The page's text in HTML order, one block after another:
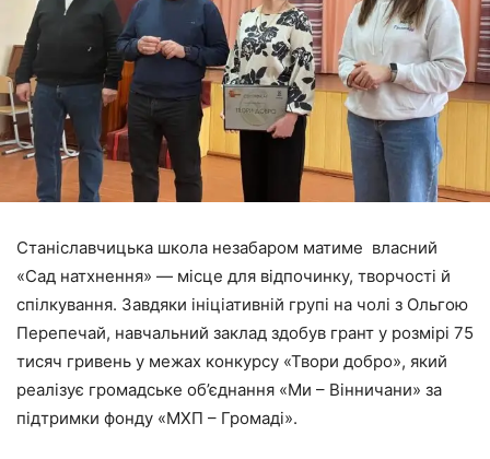
Станіславчицька школа незабаром матиме власний
«Сад натхнення» — місце для відпочинку, творчості й
спілкування. Завдяки ініціативній групі на чолі з Ольгою
Перепечай, навчальний заклад здобув грант у розмірі 75
тисяч гривень у межах конкурсу «Твори добро», який
реалізує громадське об’єднання «Ми – Вінничани» за
підтримки фонду «МХП – Громаді».